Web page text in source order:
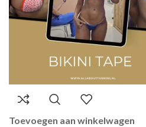
Toevoegen aan winkelwagen